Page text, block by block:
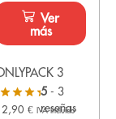
Ver
más
3
5- 3
reseñas
€ IVA Incluido